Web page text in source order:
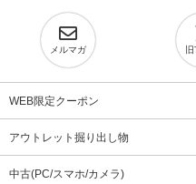
メルマガ
WEB限定クーポン
アウトレット掘り出し物
中古(PC/スマホ/カメラ)